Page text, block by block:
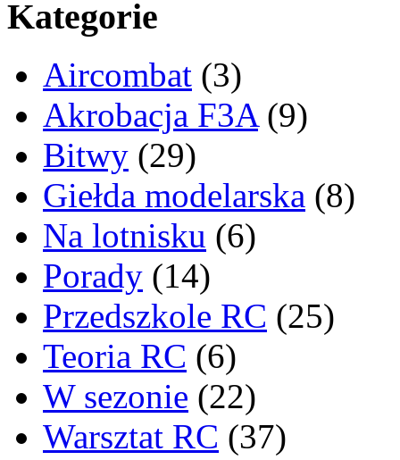
Kategorie
Aircombat (3)
Akrobacja F3A(9)
Bitwy (29)
Giełda modelarska (8)
Na lotnisku (6)
Porady (14)
Przedszkole RC (25)
Teoria RC (6)
W sezonie (22)
Warsztat RC (37)